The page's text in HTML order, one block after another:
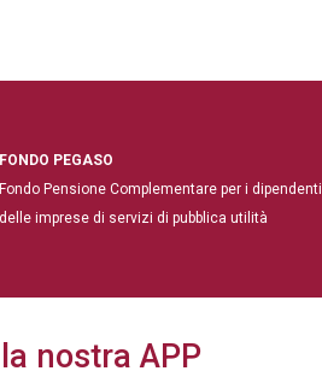
FONDO PEGASO
Fondo Pensione Complementare per i dipendenti
delle imprese di servizi di pubblica utilità
nostra APP